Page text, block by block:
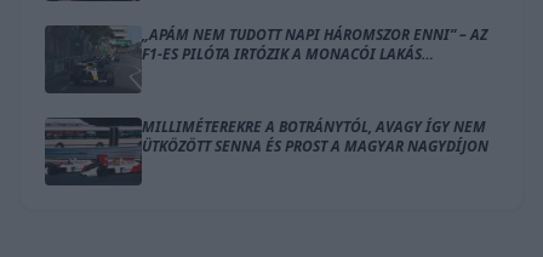
„APÁM NEM TUDOTT NAPI HÁROMSZOR ENNI” – AZ
F1-ES PILÓTA IRTÓZIK A MONACÓI LAKÁS
MILLIMÉTEREKRE A BOTRÁNYTÓL, AVAGY ÍGY NEM
ÜTKÖZÖTT SENNA ÉS PROST A MAGYAR NAGYDÍJON